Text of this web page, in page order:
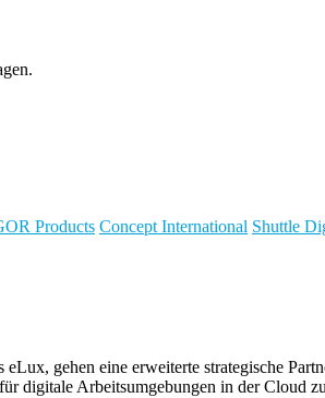
Products Concept International Shuttle
gehen eine erweiterte strategische
digitale Arbeitsumgebungen in der Cloud